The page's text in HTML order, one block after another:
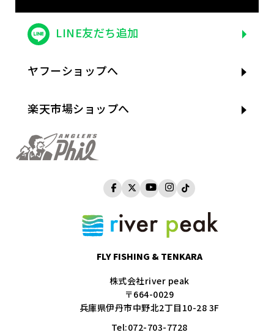
FLY FISHING & TENKARA
株式会社river peak
〒664-0029
兵庫県伊丹市中野北2丁目10-28 3F
Tel:072-703-7728
LINE友だち追加
ヤフーショップへ
楽天市場ショップへ